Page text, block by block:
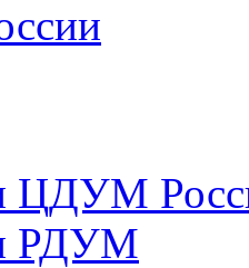
ЦДУМ
РДУМ